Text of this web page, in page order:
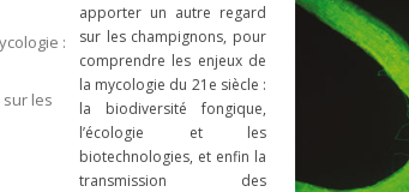
:
les
apporter un autre regard
sur les champignons, pour
comprendre les enjeux de
la mycologie du 21e siècle :
la biodiversité fongique,
l’écologie et les
biotechnologies, et enfin la
transmission des